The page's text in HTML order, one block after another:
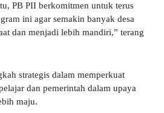
PB PII berkomitmen untuk terus
ini agar semakin banyak desa
dan menjadi lebih mandiri,” terang
strategis dalam memperkuat
dan pemerintah dalam upaya
maju.